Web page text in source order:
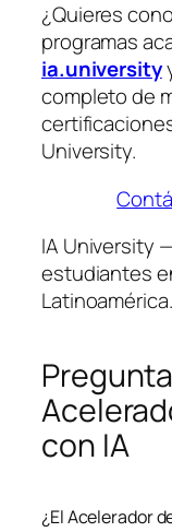
¿Quieres
programas
ia.university
completo de
University.
IA University
estudiantes
Latinoamérica.
con IA
¿El Acelerador